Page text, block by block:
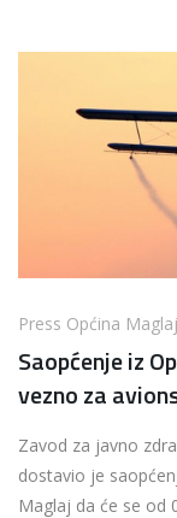
Press Općina
Saopćenje iz
vezno za
Zavod za javno
dostavio je
Maglaj da će se od